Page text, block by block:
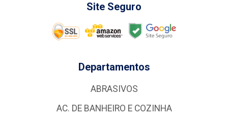
Site Seguro
Departamentos
ABRASIVOS
AC. DE BANHEIRO E COZINHA